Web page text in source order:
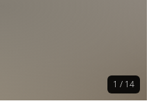
1 / 14